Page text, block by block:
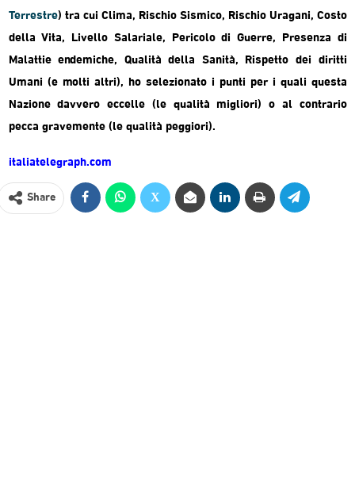
Terrestre) tra cui Clima, Rischio Sismico, Rischio Uragani, Costo
della Vita, Livello Salariale, Pericolo di Guerre, Presenza di
Malattie endemiche, Qualità della Sanità, Rispetto dei diritti
Umani (e molti altri), ho selezionato i punti per i quali questa
Nazione davvero eccelle (le qualità migliori) o al contrario
pecca gravemente (le qualità peggiori).
italiatelegraph.com
Share